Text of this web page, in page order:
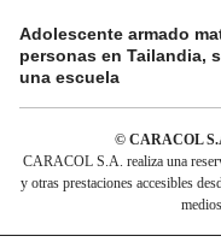
Adolescente armado
personas en Tailandia,
una escuela
© CARACOL
CARACOL S.A. realiza una
y otras prestaciones accesibles